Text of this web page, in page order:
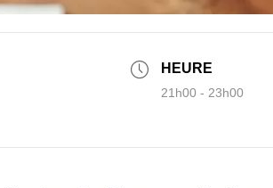
HEURE
21h00 - 23h00